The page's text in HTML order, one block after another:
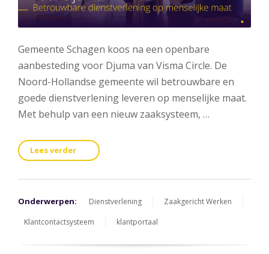
Gemeente Schagen koos na een openbare
aanbesteding voor Djuma van Visma Circle. De
Noord-Hollandse gemeente wil betrouwbare en
goede dienstverlening leveren op menselijke maat.
Met behulp van een nieuw zaaksysteem, …
Lees verder
Onderwerpen: Dienstverlening
Zaakgericht Werken
Klantcontactsysteem
klantportaal